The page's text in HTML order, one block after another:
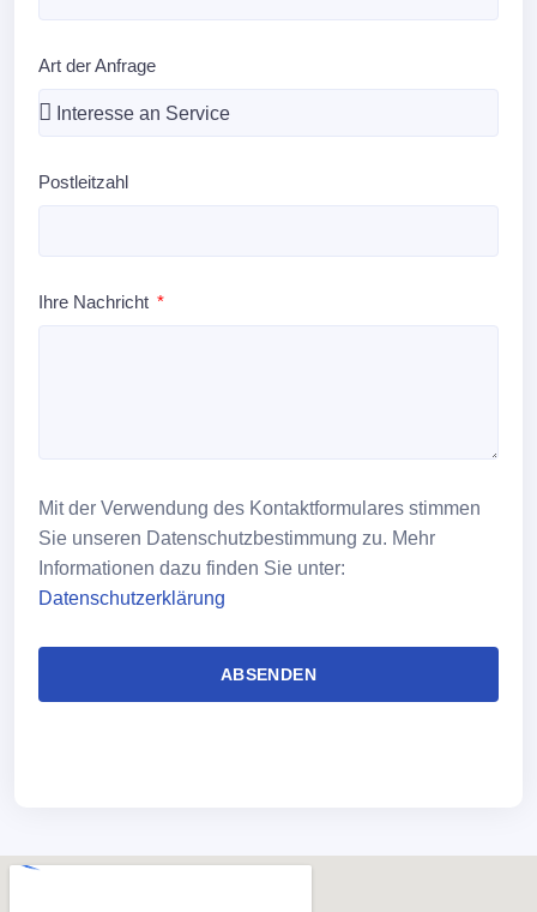
Art der Anfrage
Postleitzahl
Ihre Nachricht
Mit der Verwendung des Kontaktformulares stimmen
Sie unseren Datenschutzbestimmung zu. Mehr
Informationen dazu finden Sie unter:
Datenschutzerklärung
ABSENDEN